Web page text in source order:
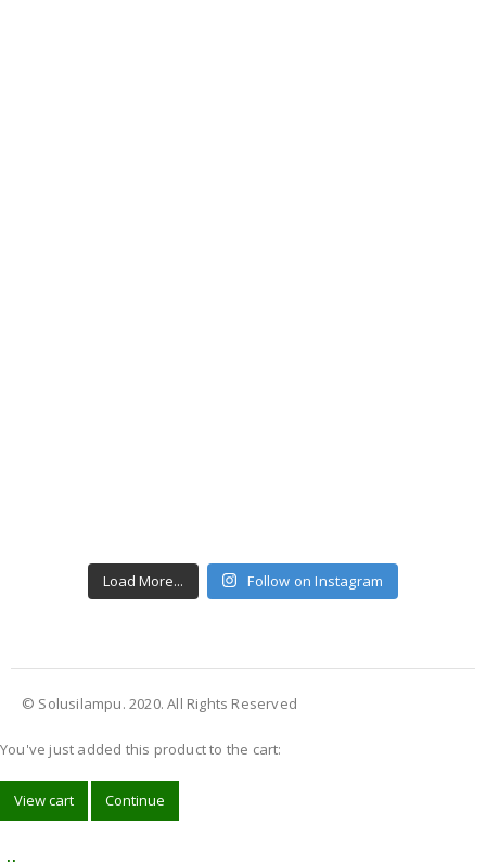
Load More... Follow on Instagram
© Solusilampu. 2020. All Rights Reserved
You've just added this product to the cart:
View cart Continue